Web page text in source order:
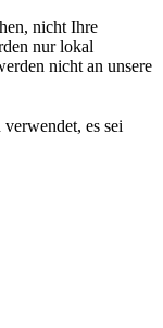
nicht Ihre
nur lokal
nicht an unsere
es sei